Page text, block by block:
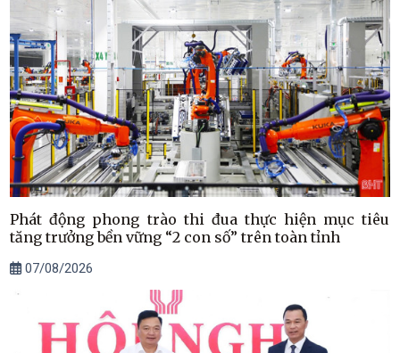
Phát động phong trào thi đua thực hiện mục tiêu
tăng trưởng bền vững “2 con số” trên toàn tỉnh
07/08/2026